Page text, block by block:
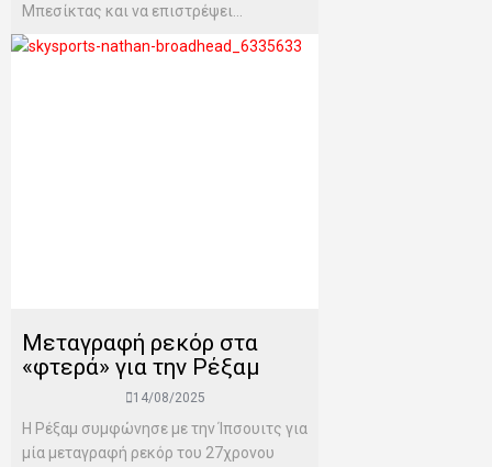
Μπεσίκτας και να επιστρέψει...
Μεταγραφή ρεκόρ στα
«φτερά» για την Ρέξαμ
14/08/2025
Η Ρέξαμ συμφώνησε με την Ίπσουιτς για
μία μεταγραφή ρεκόρ του 27χρονου